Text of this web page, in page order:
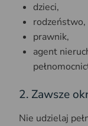
dzieci,
rodzeństwo,
prawnik,
agent
2. Zawsze
Nie udzielaj